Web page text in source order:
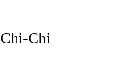
Chi-Chi